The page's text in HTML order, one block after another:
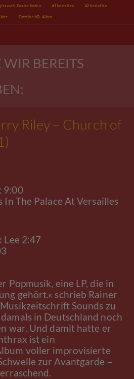
Dealer finden #1 bestellen #2 bestellen
Einzelne VR-Alben
WIR BEREITS
Riley – Church of
9:00
The Palace At Versailles
Lee 2:47
Popmusik, eine LP, die in
gehört.« schrieb Rainer
Sounds zu
in Deutschland noch
war. Und damit hatte er
ist ein
voller improvisierte
zur Avantgarde –